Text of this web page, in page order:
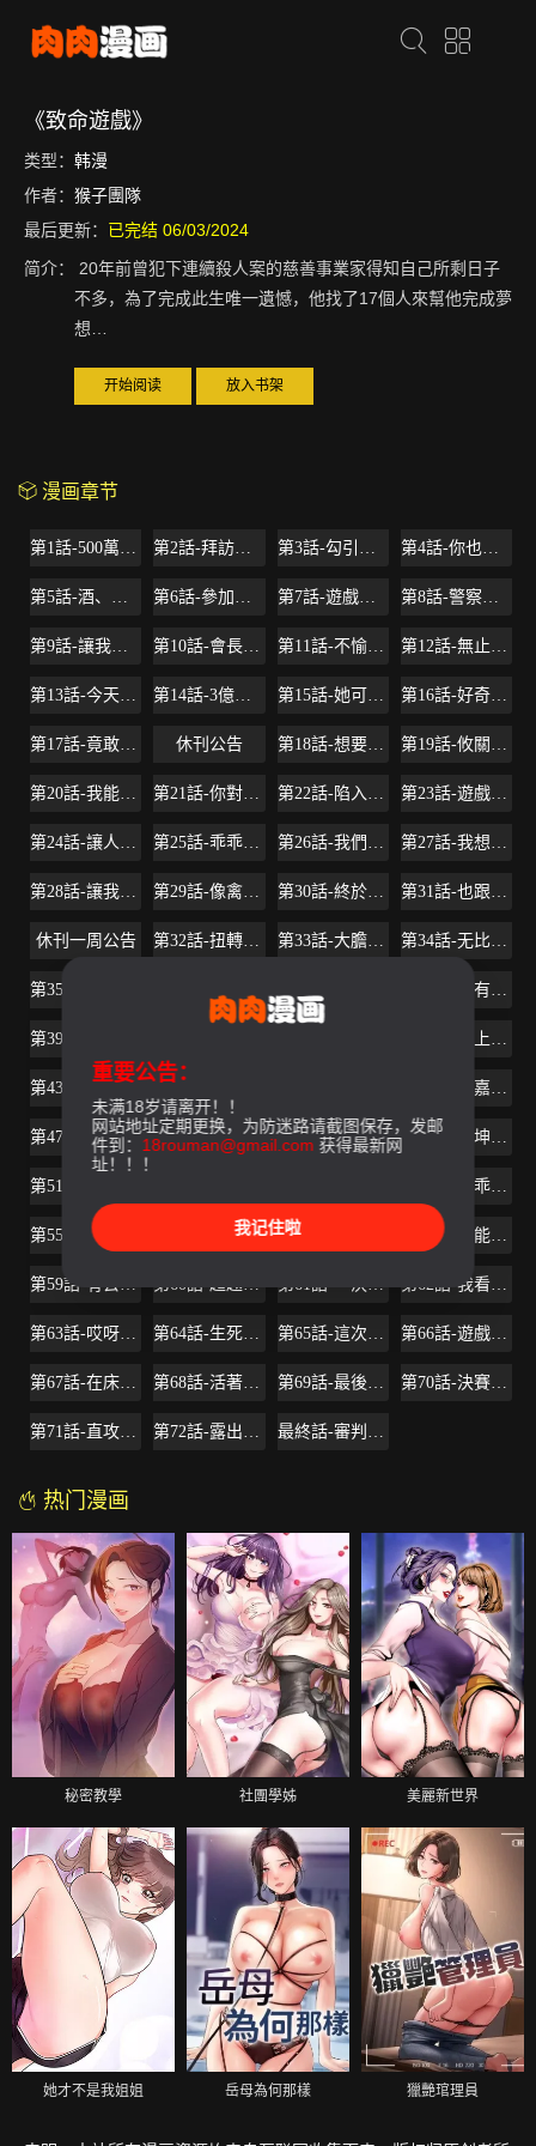
《致命遊戲》
类型： 韩漫
作者： 猴子團隊
最后更新： 已完结 06/03/2024
简介：
20年前曾犯下連續殺人案的慈善事業家得知自己所剩日子
不多，為了完成此生唯一遺憾，他找了17個人來幫他完成夢
想…
开始阅读 放入书架
漫画章节
第1話-500萬元的跑腿費 第2話-拜訪會長的客人 第3話-勾引別人男友的下場 第4話-你也脫嘛~
第5話-酒、女人、天堂 第6話-參加派對的17個人 第7話-遊戲正式開始 第8話-警察登門查訪
第9話-讓我看看是真是假 第10話-會長準備的快樂時光 第11話-不愉快的相遇 第12話-無止盡地懷疑
第13話-今天的獵物 第14話-3億元夠嗎 第15話-她可美味了 第16話-好奇心殺死貓
第17話-竟敢玩弄我的感情 休刊公告 第18話-想要的就要拿到手 第19話-攸關性命的審問
第20話-我能繼續當你女友嗎 第21話-你對我的女人做了什麼! 第22話-陷入危機的詩妍 第23話-遊戲從現在開始
第24話-讓人興奮的性感睡衣 第25話-乖乖張開嘴的女人 第26話-我們之間需要新的刺激 第27話-我想在妳的床上跟妳做愛
第28話-讓我送你一個難忘的夜晚 第29話-像禽獸一樣交配吧 第30話-終於加入遊戲的泰坤 第31話-也跟我做色色的事吧
休刊一周公告 第32話-扭轉局面的鄭子芸登場 第33話-大膽誘惑泰坤的女人 第34話-无比契合的肉体
第38話-擁有致命魅力的年輕女子
第42話-賭上性命的對決
第43話-放你一條生路 第46話-蘇嘉妍的生死...？
第47話-會長的訪客鄭子芸 第48話-三個殺人魔的晚餐 第49話-不是你死就是我活 第50話-泰坤vs黑色壽衣
第54話-乖乖聽話的獎賞
第56話-受詛咒的血脈 第58話-還能怎麼辦？只能硬上了
第59話-有去無回的旅程 第60話-超越父親的驚悚興趣 第61話-一決勝負吧，蝴蝶節拍 第62話-我看你是死了才會清醒
第63話-哎呀~很痛吧?泰坤哥 第64話-生死戰意外的結果 第65話-這次應該很難活下來… 第66話-遊戲還沒結束
第67話-在床上誰會贏呢? 第68話-活著贖罪吧 第69話-最後能見到會長的只有一人 第70話-決賽開始
第71話-直攻會長的空中別墅 第72話-露出瘋狂本性的會長 最終話-審判之日
热门漫画
秘密教學 社團學姊 美麗新世界
她才不是我姐姐 岳母為何那樣 獵艷琯理員
重要公告：
未满18岁请离开！！
网站地址定期更换，为防迷路请截图保存，发邮
件到： 18rouman@gmail.com 获得最新网
址！！！
我记住啦